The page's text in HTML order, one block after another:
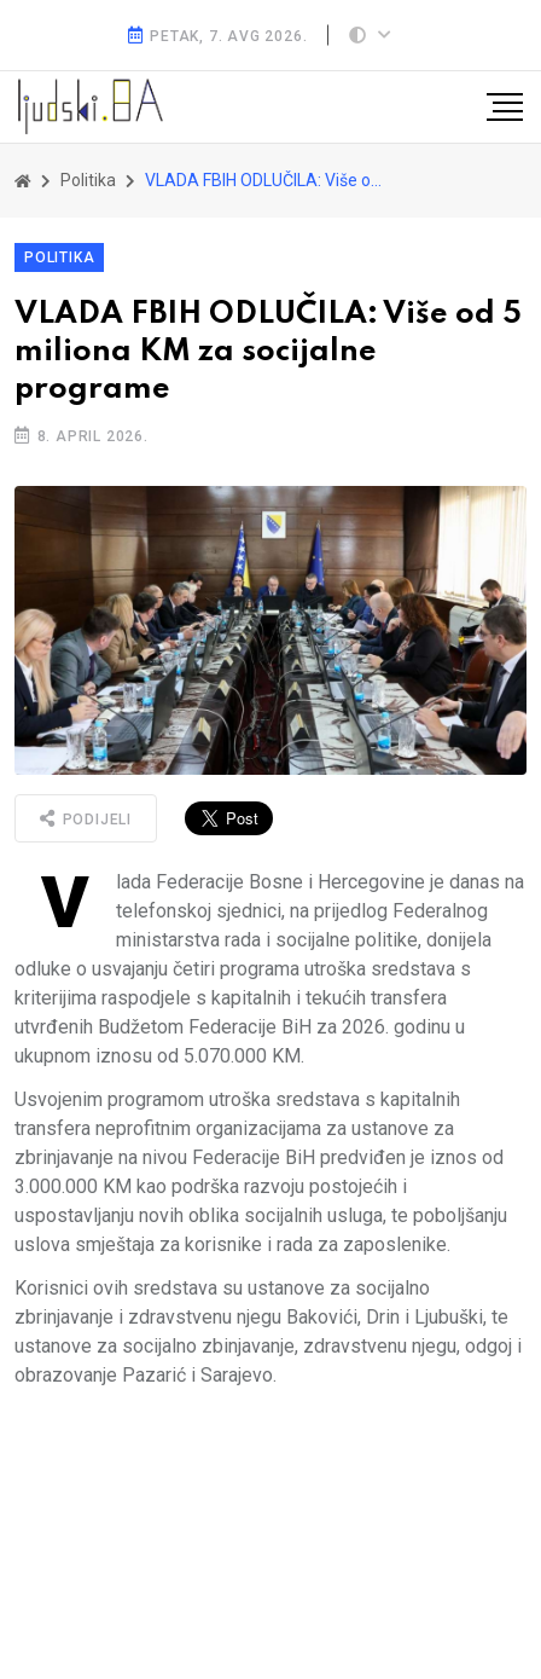
PETAK, 7. AVG 2026.
Politika VLADA FBIH ODLUČILA: Više od 5 miliona KM za socijalne programe
POLITIKA
VLADA FBIH ODLUČILA: Više od 5
miliona KM za socijalne
programe
8. APRIL 2026.
PODIJELI
V
lada Federacije Bosne i Hercegovine je danas na
telefonskoj sjednici, na prijedlog Federalnog
ministarstva rada i socijalne politike, donijela
odluke o usvajanju četiri programa utroška sredstava s
kriterijima raspodjele s kapitalnih i tekućih transfera
utvrđenih Budžetom Federacije BiH za 2026. godinu u
ukupnom iznosu od 5.070.000 KM.
Usvojenim programom utroška sredstava s kapitalnih
transfera neprofitnim organizacijama za ustanove za
zbrinjavanje na nivou Federacije BiH predviđen je iznos od
3.000.000 KM kao podrška razvoju postojećih i
uspostavljanju novih oblika socijalnih usluga, te poboljšanju
uslova smještaja za korisnike i rada za zaposlenike.
Korisnici ovih sredstava su ustanove za socijalno
zbrinjavanje i zdravstvenu njegu Bakovići, Drin i Ljubuški, te
ustanove za socijalno zbinjavanje, zdravstvenu njegu, odgoj i
obrazovanje Pazarić i Sarajevo.